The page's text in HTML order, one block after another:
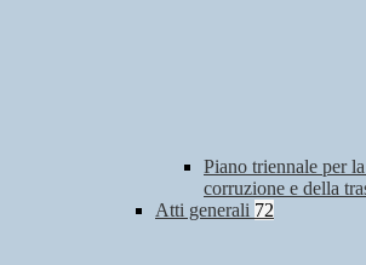
Piano triennale per
corruzione e della
Atti generali 72